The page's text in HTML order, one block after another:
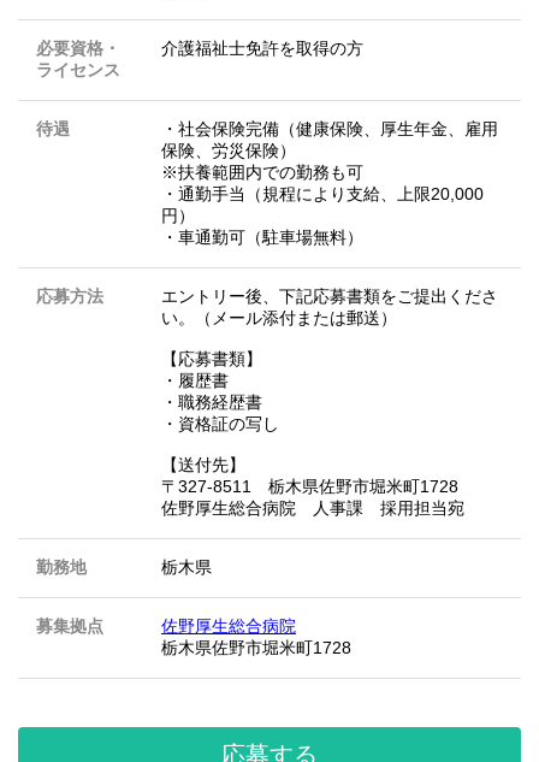
必要資格・
ライセンス
介護福祉士免許を取得の方
待遇
・社会保険完備（健康保険、厚生年金、雇用
保険、労災保険）
※扶養範囲内での勤務も可
・通勤手当（規程により支給、上限20,000
円）
・車通勤可（駐車場無料）
応募方法
エントリー後、下記応募書類をご提出くださ
い。（メール添付または郵送）
【応募書類】
・履歴書
・職務経歴書
・資格証の写し
【送付先】
〒327-8511 栃木県佐野市堀米町1728
佐野厚生総合病院 人事課 採用担当宛
勤務地 栃木県
募集拠点
佐野厚生総合病院
栃木県佐野市堀米町1728
応募する